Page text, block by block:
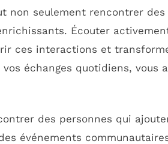
non seulement rencontrer
Écouter
ces interactions et
échanges quotidiens, vous
des personnes qui
événements